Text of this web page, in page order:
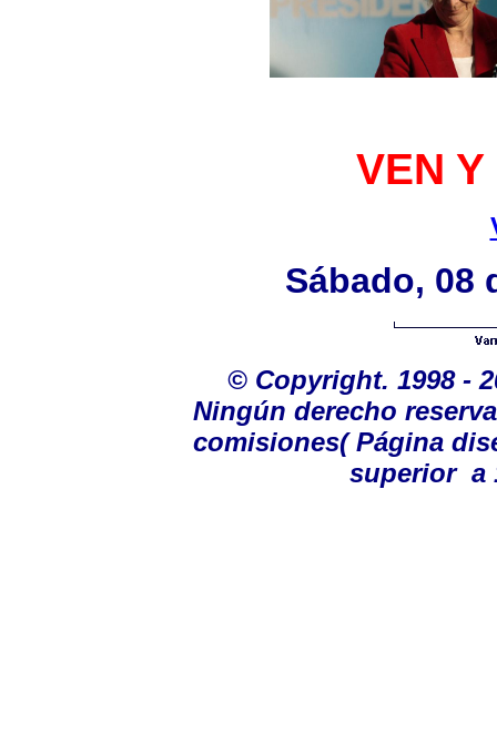
VEN Y
Sábado, 08
© Copyright. 1998 -
Ningún derecho
comisiones( Página
superior a